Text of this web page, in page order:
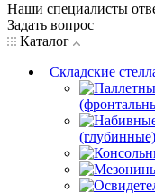
Наши специалисты
Задать вопрос
Каталог
Складские